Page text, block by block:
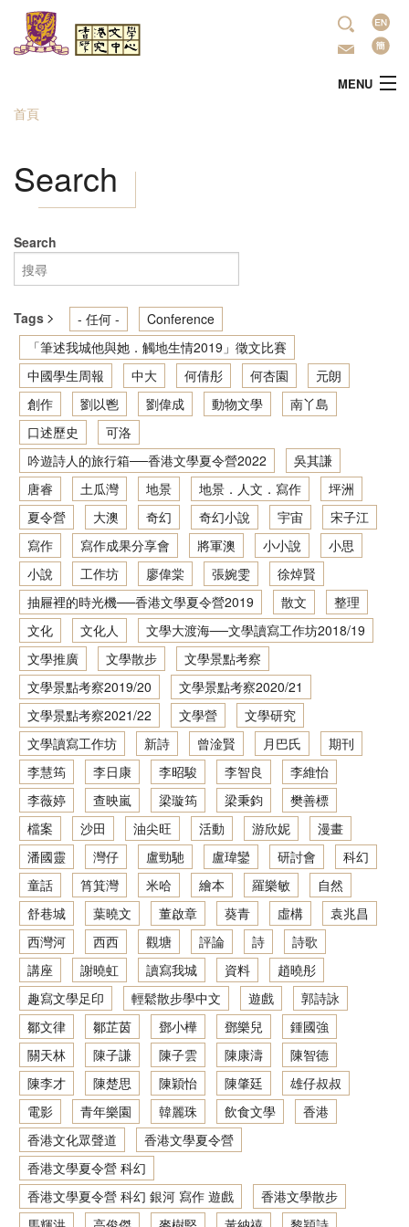
移至主內容
語
言
MENU
中心簡介
學術研究
文學推廣
出版
香港文學資料庫
相關連結
您在這裡
首頁
Search
Search
Tags - 任何 -
Conference
「筆述我城他與她．觸地生情2019」徵文比賽
中國學生周報
中大 何倩彤 何杏園
元朗
創作
劉以鬯 劉偉成 動物文學
南丫島
口述歷史
可洛
吟遊詩人的旅行箱──香港文學夏令營2022
吳其謙
唐睿
土瓜灣 地景 地景．人文．寫作
坪洲
夏令營
大澳 奇幻 奇幻小說 宇宙
宋子江
寫作
寫作成果分享會 將軍澳 小小說
小思
小說
工作坊 廖偉棠 張婉雯
徐焯賢
抽屜裡的時光機──香港文學夏令營2019
散文
整理
文化
文化人
文學大渡海──文學讀寫工作坊2018/19
文學推廣
文學散步
文學景點考察
文學景點考察2019/20
文學景點考察2020/21
文學景點考察2021/22
文學營
文學研究
文學讀寫工作坊
新詩 曾淦賢 月巴氏
期刊
李慧筠
李日康 李昭駿 李智良
李維怡
李薇婷
查映嵐 梁璇筠 梁秉鈞
樊善標
檔案
沙田 油尖旺 活動 游欣妮
漫畫
潘國靈
灣仔 盧勁馳 盧瑋鑾 研討會
科幻
童話
筲箕灣 米哈 繪本 羅樂敏
自然
舒巷城
葉曉文 董啟章 葵青 虛構
袁兆昌
西灣河
西西 觀塘 評論 詩
詩歌
講座
謝曉虹 讀寫我城 資料
趙曉彤
趣寫文學足印
輕鬆散步學中文 遊戲
郭詩詠
鄒文律
鄒芷茵 鄧小樺 鄧樂兒
鍾國強
關天林
陳子謙 陳子雲 陳康濤
陳智德
陳李才
陳楚思 陳穎怡 陳肇廷
雄仔叔叔
電影
青年樂園 韓麗珠 飲食文學
香港
香港文化眾聲道
香港文學夏令營
香港文學夏令營 科幻
香港文學夏令營 科幻 銀河 寫作 遊戲
香港文學散步